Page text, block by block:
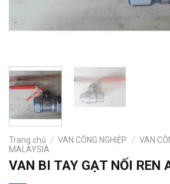
Trang chủ / VAN CÔNG NGHIỆP / VAN
MALAYSIA
VAN BI TAY GẠT NỐI REN